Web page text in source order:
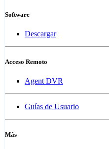
Software
Descargar
Acceso Remoto
Agent DVR
Guías de Usuario
Más